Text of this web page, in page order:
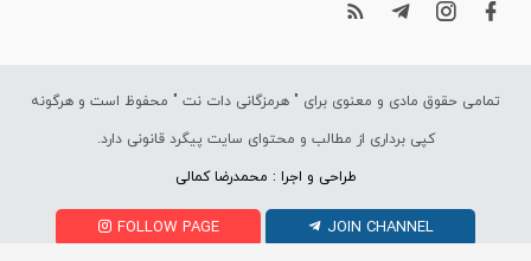
تمامی حقوق مادی و معنوی برای " هرمزگانی دات نت " محفوظ است و هرگونه
کپی برداری از مطالب و محتوای سایت پیگرد قانونی دارد.
طراحی و اجرا : محمدرضا کمالی
FOLLOW PAGE JOIN CHANNEL